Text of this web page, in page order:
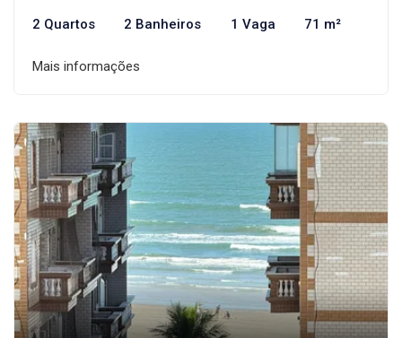
2 Quartos 2 Banheiros 1 Vaga 71 m²
Mais informações